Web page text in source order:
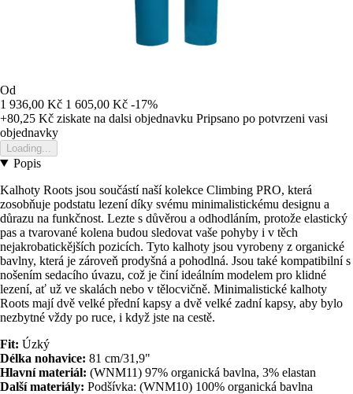
Od
1 936,00 Kč 1 605,00 Kč -17%
+80,25 Kč ziskate na dalsi objednavku Pripsano po potvrzeni vasi
objednavky
Loading...
Popis
Kalhoty Roots jsou součástí naší kolekce Climbing PRO, která
zosobňuje podstatu lezení díky svému minimalistickému designu a
důrazu na funkčnost. Lezte s důvěrou a odhodláním, protože elastický
pas a tvarované kolena budou sledovat vaše pohyby i v těch
nejakrobatickějších pozicích. Tyto kalhoty jsou vyrobeny z organické
bavlny, která je zároveň prodyšná a pohodlná. Jsou také kompatibilní s
nošením sedacího úvazu, což je činí ideálním modelem pro klidné
lezení, ať už ve skalách nebo v tělocvičně. Minimalistické kalhoty
Roots mají dvě velké přední kapsy a dvě velké zadní kapsy, aby bylo
nezbytné vždy po ruce, i když jste na cestě.
Fit: Úzký
Délka nohavice: 81 cm/31,9"
Hlavní materiál: (WNM11) 97% organická bavlna, 3% elastan
Další materiály: Podšívka: (WNM10) 100% organická bavlna